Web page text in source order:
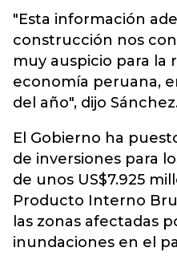
"Esta información
construcción nos
muy auspicio para la
economía peruana,
del año", dijo
El Gobierno ha
de inversiones para
de unos US$7.925
Producto Interno
las zonas afectadas
inundaciones en el